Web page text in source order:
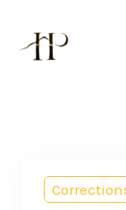
contenu